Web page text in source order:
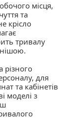
місця,
та
крісло
тривалу
різного
для
та кабінетів
моделі з